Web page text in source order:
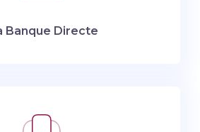
Banque Directe